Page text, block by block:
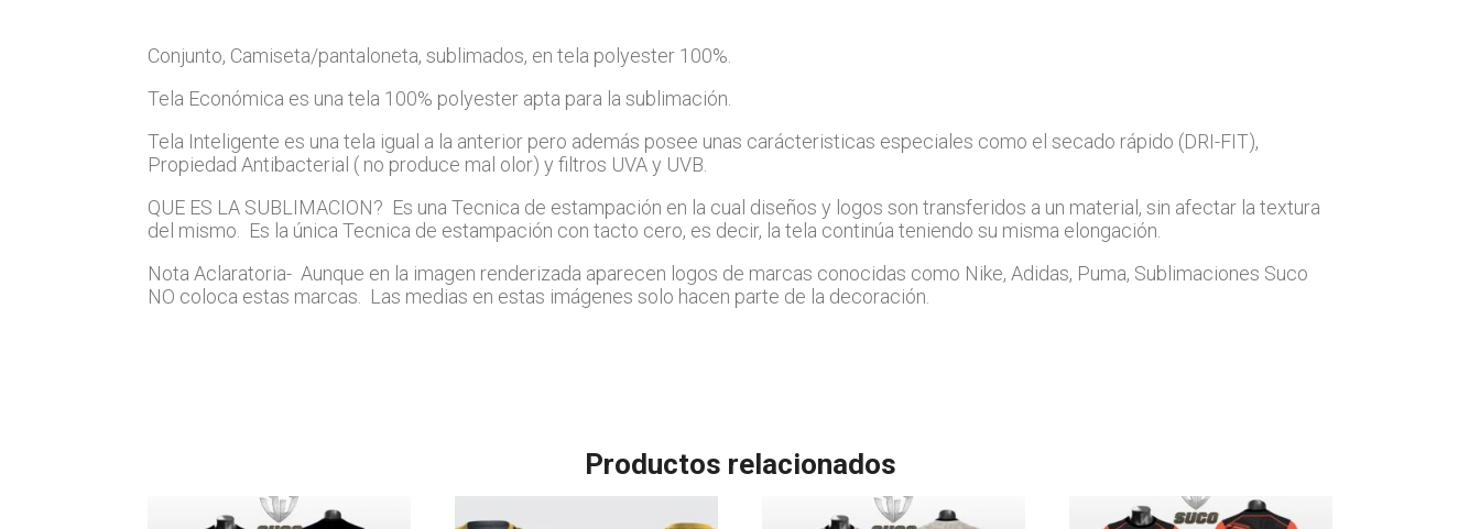
Conjunto, Camiseta/pantaloneta, sublimados, en tela polyester 100%.
Tela Económica es una tela 100% polyester apta para la sublimación.
Tela Inteligente es una tela igual a la anterior pero además posee unas carácteristicas especiales como el secado rápido (DRI-FIT),
Propiedad Antibacterial ( no produce mal olor) y filtros UVA y UVB.
QUE ES LA SUBLIMACION? Es una Tecnica de estampación en la cual diseños y logos son transferidos a un material, sin afectar la textura
del mismo. Es la única Tecnica de estampación con tacto cero, es decir, la tela continúa teniendo su misma elongación.
Nota Aclaratoria- Aunque en la imagen renderizada aparecen logos de marcas conocidas como Nike, Adidas, Puma, Sublimaciones Suco
NO coloca estas marcas. Las medias en estas imágenes solo hacen parte de la decoración.
Productos relacionados